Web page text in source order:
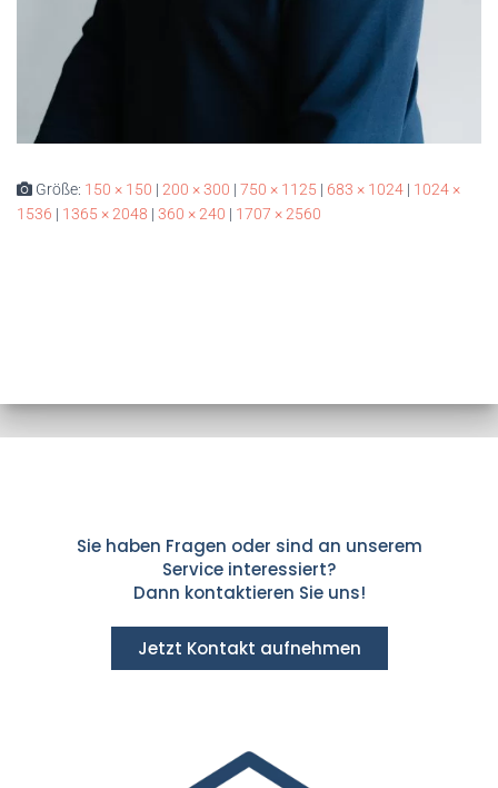
Größe: 150 × 150 | 200 × 300 | 750 × 1125 | 683 × 1024 | 1024 ×
1536 | 1365 × 2048 | 360 × 240 | 1707 × 2560
Sie haben Fragen oder sind an unserem
Service interessiert?
Dann kontaktieren Sie uns!
Jetzt Kontakt aufnehmen